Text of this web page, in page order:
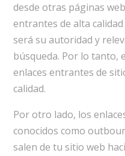
desde otras páginas
entrantes de alta
será su autoridad y
búsqueda. Por lo tanto,
enlaces entrantes de
calidad.
Por otro lado, los
conocidos como
salen de tu sitio web